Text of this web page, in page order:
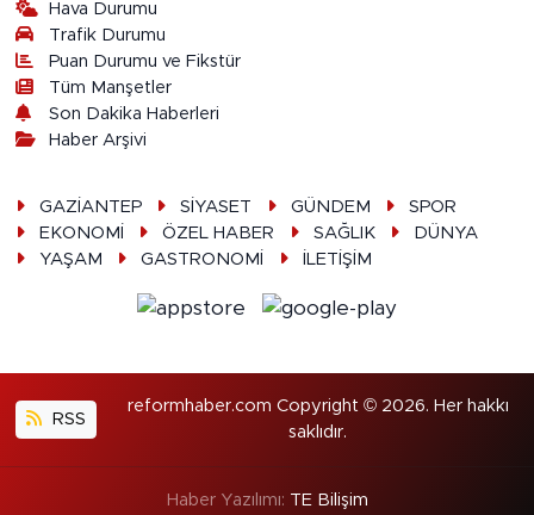
Hava Durumu
Trafik Durumu
Puan Durumu ve Fikstür
Tüm Manşetler
Son Dakika Haberleri
Haber Arşivi
GAZİANTEP SİYASET GÜNDEM
SPOR
EKONOMİ
ÖZEL HABER SAĞLIK
DÜNYA
YAŞAM
GASTRONOMİ İLETİŞİM
RSS
reformhaber.com Copyright © 2026. Her hakkı
saklıdır.
Haber Yazılımı: TE Bilişim